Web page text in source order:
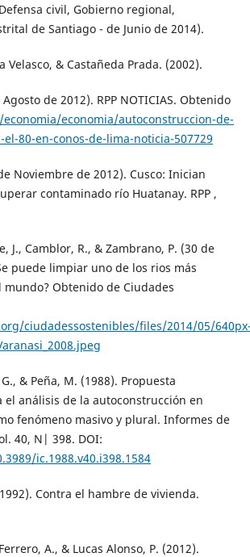
civil, Gobierno regional,
de Santiago - de Junio de 2014).
Velasco, & Castañeda Prada. (2002).
de 2012). RPP NOTICIAS. Obtenido
economia/autoconstruccion-de-
el-80-en-conos-de-lima-noticia-507729
Noviembre de 2012). Cusco: Inician
contaminado río Huatanay. RPP ,
J., Camblor, R., & Zambrano, P. (30 de
puede limpiar uno de los rios más
Obtenido de Ciudades
ciudadessostenibles/files/2014/05/
& Peña, M. (1988). Propuesta
el análisis de la autoconstrucción en
fenómeno masivo y plural. Informes de
40, N| 398. DOI:
ic.1988.v40.i398.1584
Contra el hambre de vivienda.
A., & Lucas Alonso, P. (2012).